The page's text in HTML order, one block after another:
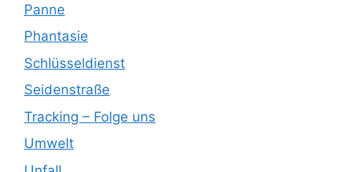
Panne
Phantasie
Schlüsseldienst
Seidenstraße
Tracking – Folge uns
Umwelt